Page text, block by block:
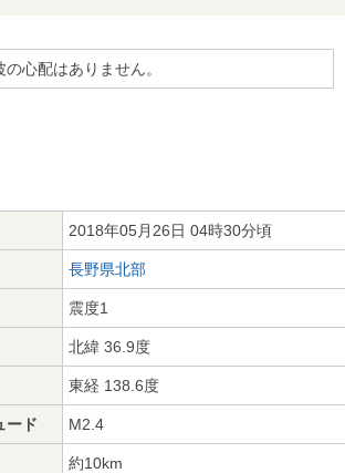
心配はありません。
2018年05月26日 04時30分頃
長野県北部
震度1
北緯 36.9度
東経 138.6度
ード M2.4
約10km